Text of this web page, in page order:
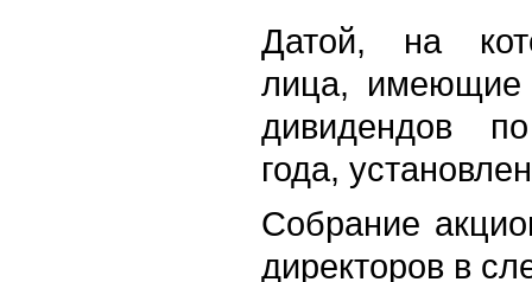
Датой, на
лица, имеющие
дивидендов
года,
Собрание
директоров в